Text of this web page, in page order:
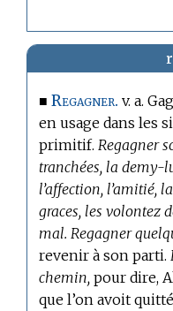
■Regagner. v. a.
en usage dans les
primitif. Regagner
tranchées, la demy-
l’affection, l’amitié,
graces, les volontez
mal. Regagner
revenir à son parti.
chemin, pour dire,
que l’on avoit